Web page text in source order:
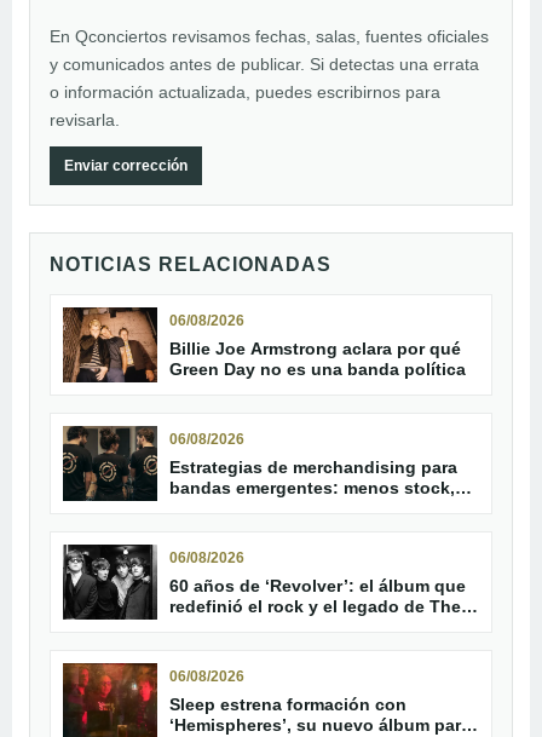
En Qconciertos revisamos fechas, salas, fuentes oficiales
y comunicados antes de publicar. Si detectas una errata
o información actualizada, puedes escribirnos para
revisarla.
Enviar corrección
NOTICIAS RELACIONADAS
06/08/2026
Billie Joe Armstrong aclara por qué
Green Day no es una banda política
06/08/2026
Estrategias de merchandising para
bandas emergentes: menos stock,
06/08/2026
60 años de ‘Revolver’: el álbum que
redefinió el rock y el legado de The
06/08/2026
Sleep estrena formación con
‘Hemispheres’, su nuevo álbum para